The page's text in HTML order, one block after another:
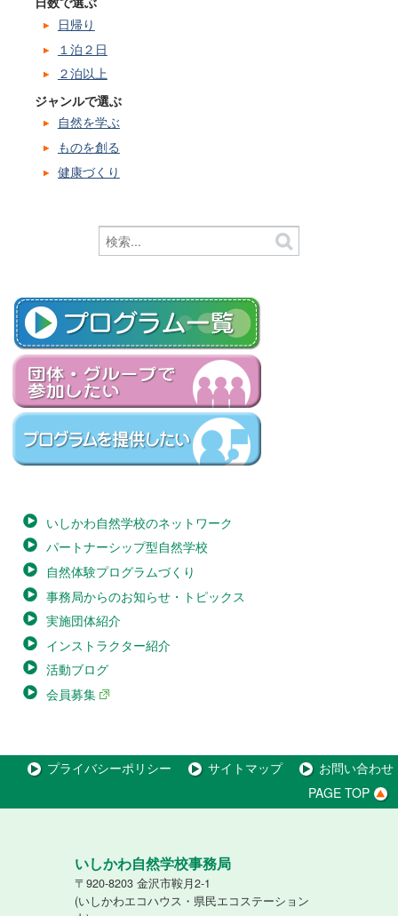
日帰り
１泊２日
２泊以上
ジャンルで選ぶ
自然を学ぶ
ものを創る
健康づくり
いしかわ自然学校のネットワーク
パートナーシップ型自然学校
自然体験プログラムづくり
事務局からのお知らせ・トピックス
実施団体紹介
インストラクター紹介
活動ブログ
会員募集
プライバシーポリシー サイトマップ
お問い合わせ
PAGE TOP
いしかわ自然学校事務局
〒920-8203 金沢市鞍月2-1
(いしかわエコハウス・県民エコステーション